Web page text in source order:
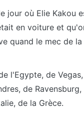
jour où Elie Kakou
en voiture et
quand le mec de
l'Egypte, de
de
de la Grèce.